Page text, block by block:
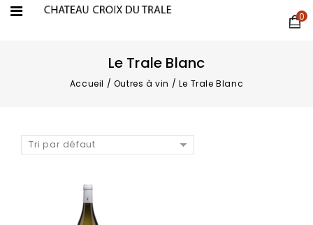
0
Le Trale Blanc
Accueil / Outres à vin / Le Trale Blanc
Tri par défaut